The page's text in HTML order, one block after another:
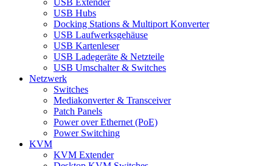
USB Extender
USB Hubs
Docking Stations & Multiport Konverter
USB Laufwerksgehäuse
USB Kartenleser
USB Ladegeräte & Netzteile
USB Umschalter & Switches
Netzwerk
Switches
Mediakonverter & Transceiver
Patch Panels
Power over Ethernet (PoE)
Power Switching
KVM
KVM Extender